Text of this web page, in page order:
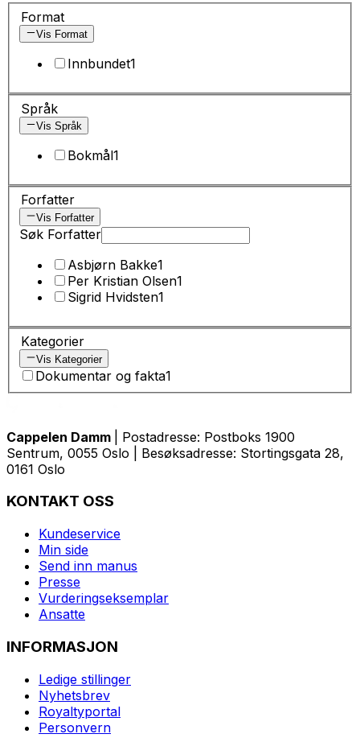
Format
Vis Format
Innbundet1
Språk
Vis Språk
Bokmål1
Forfatter
Vis Forfatter
Søk Forfatter
Asbjørn Bakke1
Per Kristian Olsen1
Sigrid Hvidsten1
Kategorier
Vis Kategorier
Dokumentar og fakta1
Cappelen Damm
| Postadresse: Postboks 1900
Sentrum, 0055 Oslo | Besøksadresse: Stortingsgata 28,
0161 Oslo
KONTAKT OSS
Kundeservice
Min side
Send inn manus
Presse
Vurderingseksemplar
Ansatte
INFORMASJON
Ledige stillinger
Nyhetsbrev
Royaltyportal
Personvern